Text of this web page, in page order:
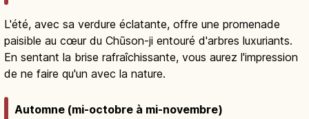
L'été, avec sa verdure éclatante, offre une promenade
paisible au cœur du Chūson-ji entouré d'arbres luxuriants.
En sentant la brise rafraîchissante, vous aurez l'impression
de ne faire qu'un avec la nature.
Automne (mi-octobre à mi-novembre)